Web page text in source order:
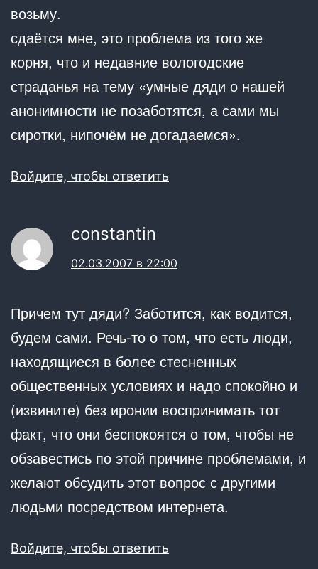
возьму.
сдаётся мне, это проблема из того же
корня, что и недавние вологодские
страданья на тему «умные дяди о нашей
анонимности не позаботятся, а сами мы
сиротки, нипочём не догадаемся».
Войдите, чтобы ответить
constantin
02.03.2007 в 22:00
Причем тут дяди? Заботится, как водится,
будем сами. Речь-то о том, что есть люди,
находящиеся в более стесненных
общественных условиях и надо спокойно и
(извините) без иронии воспринимать тот
факт, что они беспокоятся о том, чтобы не
обзавестись по этой причине проблемами, и
желают обсудить этот вопрос с другими
людьми посредством интернета.
Войдите, чтобы ответить